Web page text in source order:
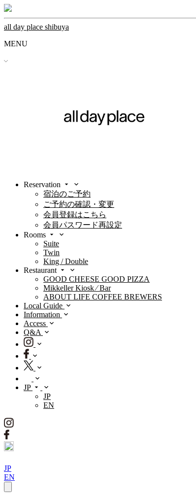
all day place shibuya
MENU
Reservation
宿泊のご予約
ご予約の確認・変更
会員登録はこちら
会員パスワード再設定
Rooms
Suite
Twin
King / Double
Restaurant
GOOD CHEESE GOOD PIZZA
Mikkeller Kiosk ⁄ Bar
ABOUT LIFE COFFEE BREWERS
Local Guide
Information
Access
Q&A
JP
JP
EN
JP
EN